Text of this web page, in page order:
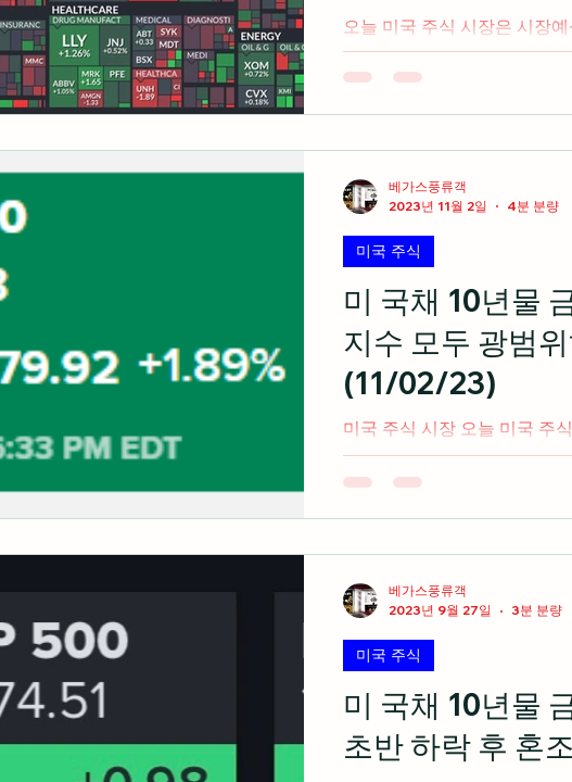
오늘 미국 주식 시장은 시장
잡-컷 리포트 반응하며 3대 지수
cnbc.com 해결되지 않은 리
스크-여전히-불안한-시장-
황 FBB 캐피털 파트너스 사장
관점에서 이 모든 것들이 너무
이 책정되어 있어서 시장에서
상향 조정하는 기업들과 매
에서 미온적인 가이던스를
이분법을 보고 있다고 언급
기업들이 두 자릿수 상승하는
수 하락하는 차이를 만들며
방 정부와 관련이 없는 경제
아
미 국채 10년물
지수 모두 광범
(11/02/23)
미국 주식 시장 오늘 미국 주
FOMC를 통해 연준이 2023
이라고 전망하면서 지난 5월
미국 주식
베가스풍류객
2023년 11월 2일
4분 분량
미 국채 10년물
초반 하락 후 혼
미국 주식
베가스풍류객
2023년 9월 27일
3분 분량